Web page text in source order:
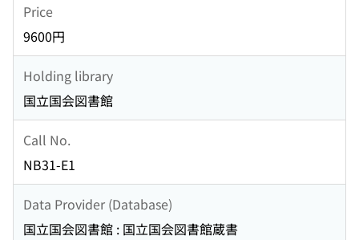
Price
9600円
Holding library
国立国会図書館
Call No.
NB31-E1
Data Provider (Database)
国立国会図書館 : 国立国会図書館蔵書